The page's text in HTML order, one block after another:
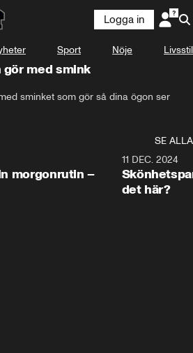
gjort vanliga sminkmissar.
Logga in
Sport Nöje Livsstil
gör med smink
sminket som gör så dina ögon ser
SE ALLA
morgonrutin –
11 DEC. 2024
det här?